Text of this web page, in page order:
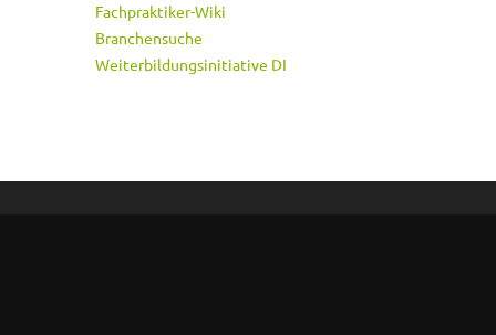
Fachpraktiker-Wiki
Branchensuche
Weiterbildungsinitiative DI